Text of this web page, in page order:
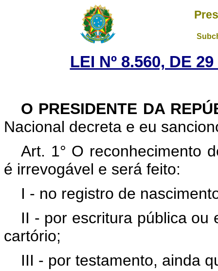
LEI Nº 8.560, DE
O PRESIDENTE DA
Nacional decreta e eu
Art. 1° O reconhecimento
é irrevogável e será feito:
I - no registro de
II - por escritura pública ou
cartório;
III - por testamento, ainda